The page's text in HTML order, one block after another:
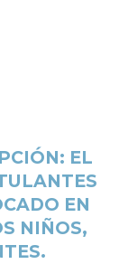
EL
EN
NIÑOS,